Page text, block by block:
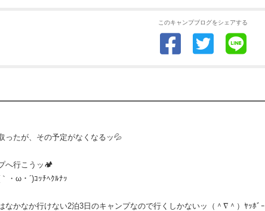
このキャンプブログをシェアする
ったが、その予定がなくなるッ💦
へ行こうッ🏕️
・ω・´)ｺｯﾁﾍｸﾙﾅｯ
なかなか行けない2泊3日のキャンプなので行くしかないッ（＾∇＾）ﾔｯﾎﾞｰ